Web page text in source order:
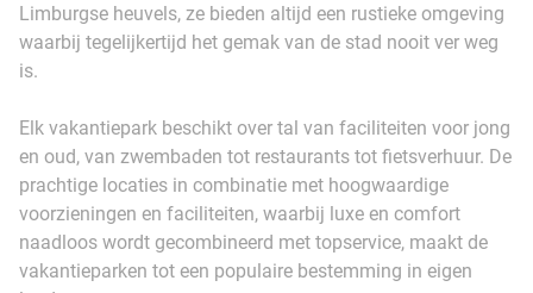
Limburgse heuvels, ze bieden altijd een rustieke omgeving
waarbij tegelijkertijd het gemak van de stad nooit ver weg
is.
Elk vakantiepark beschikt over tal van faciliteiten voor jong
en oud, van zwembaden tot restaurants tot fietsverhuur. De
prachtige locaties in combinatie met hoogwaardige
voorzieningen en faciliteiten, waarbij luxe en comfort
naadloos wordt gecombineerd met topservice, maakt de
vakantieparken tot een populaire bestemming in eigen